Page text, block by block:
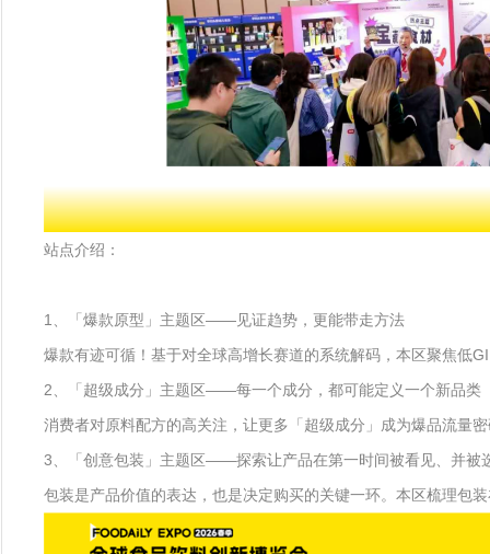
站点介绍：
1、「爆款原型」主题区——见证趋势，更能带走方法
爆款有迹可循！基于对全球高增长赛道的系统解码，本区聚焦低
2、「超级成分」主题区——每一个成分，都可能定义一个新品类
消费者对原料配方的高关注，让更多「超级成分」成为爆品流量
3、「创意包装」主题区——探索让产品在第一时间被看见、并被
包装是产品价值的表达，也是决定购买的关键一环。本区梳理包